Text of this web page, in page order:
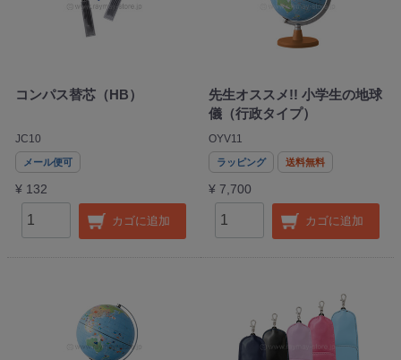
コンパス替芯（HB）
JC10
メール便可
¥ 132
カゴに追加
先生オススメ!! 小学生の地球
儀（行政タイプ）
OYV11
ラッピング 送料無料
¥ 7,700
カゴに追加